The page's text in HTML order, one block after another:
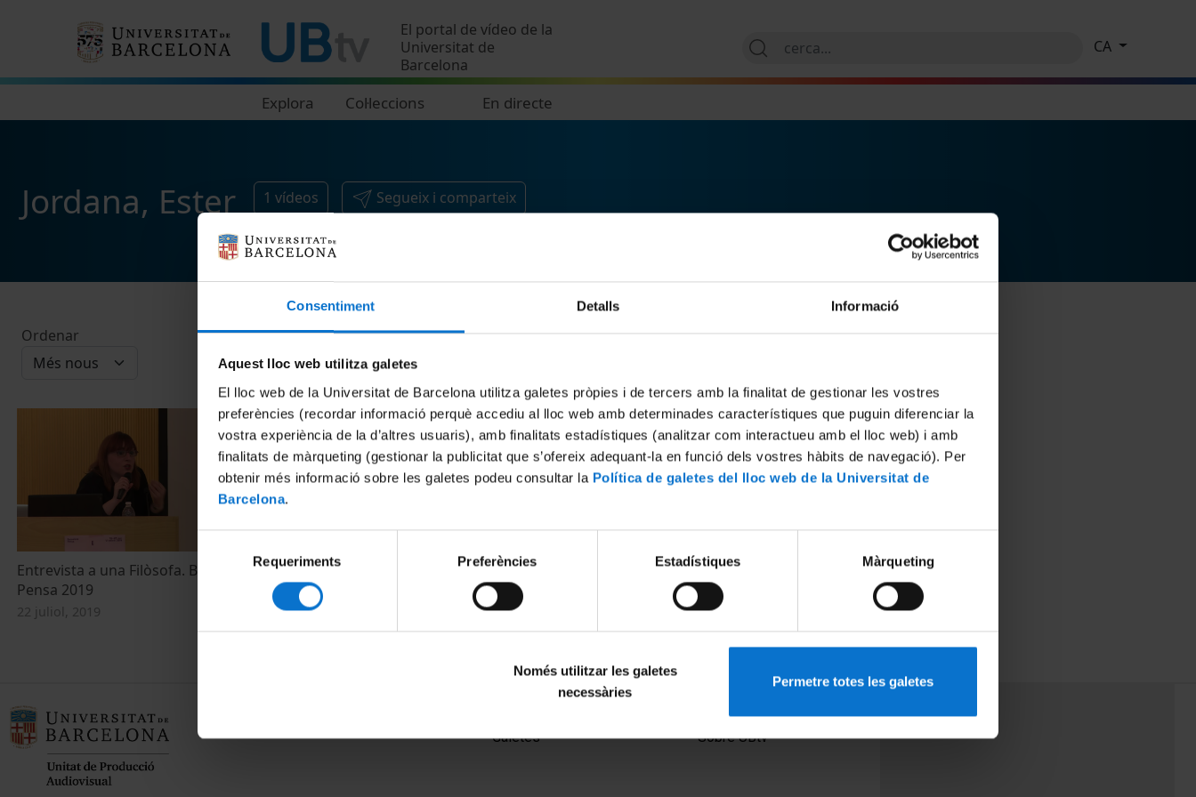
Consentiment Detalls Informació
Aquest lloc web utilitza galetes
El lloc web de la Universitat de Barcelona utilitza galetes pròpies i de tercers amb la finalitat de gestionar les vostres
preferències (recordar informació perquè accediu al lloc web amb determinades característiques que puguin diferenciar la
vostra experiència de la d’altres usuaris), amb finalitats estadístiques (analitzar com interactueu amb el lloc web) i amb
finalitats de màrqueting (gestionar la publicitat que s’ofereix adequant-la en funció dels vostres hàbits de navegació). Per
obtenir més informació sobre les galetes podeu consultar la Política de galetes del lloc web de la Universitat de
Barcelona.
consentiment
Requeriments Preferències Estadístiques Màrqueting
Només utilitzar les galetes
necessàries
Permetre totes les galetes
El portal de vídeo de la
Universitat de
Barcelona
Explora Col·leccions En directe
CA
Jordana, Ester 1 vídeos Segueix i comparteix
Ordenar
Entrevista a una Filòsofa. Barcelona
Pensa 2019
22 juliol, 2019
Galetes
Sobre UBtv